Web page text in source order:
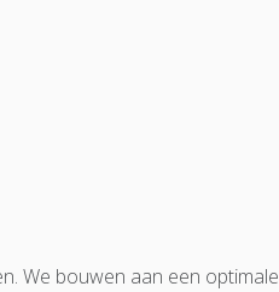
We bouwen aan een optimale